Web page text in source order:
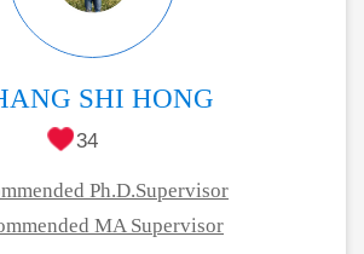
SHI HONG
34
Ph.D.Supervisor
MA Supervisor